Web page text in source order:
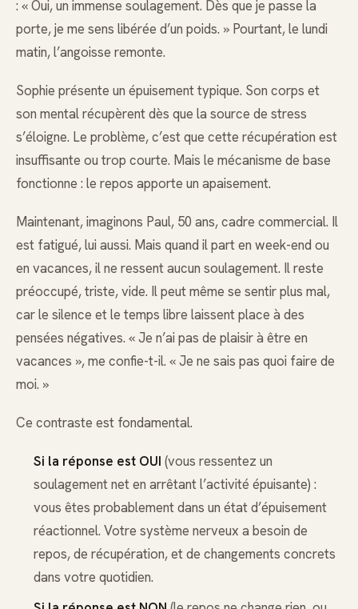
: « Oui, un immense soulagement. Dès que je passe la
porte, je me sens libérée d’un poids. » Pourtant, le lundi
matin, l’angoisse remonte.
Sophie présente un épuisement typique. Son corps et
son mental récupèrent dès que la source de stress
s’éloigne. Le problème, c’est que cette récupération est
insuffisante ou trop courte. Mais le mécanisme de base
fonctionne : le repos apporte un apaisement.
Maintenant, imaginons Paul, 50 ans, cadre commercial. Il
est fatigué, lui aussi. Mais quand il part en week-end ou
en vacances, il ne ressent aucun soulagement. Il reste
préoccupé, triste, vide. Il peut même se sentir plus mal,
car le silence et le temps libre laissent place à des
pensées négatives. « Je n’ai pas de plaisir à être en
vacances », me confie-t-il. « Je ne sais pas quoi faire de
moi. »
Ce contraste est fondamental.
Si la réponse est OUI (vous ressentez un
soulagement net en arrêtant l’activité épuisante) :
vous êtes probablement dans un état d’épuisement
réactionnel. Votre système nerveux a besoin de
repos, de récupération, et de changements concrets
dans votre quotidien.